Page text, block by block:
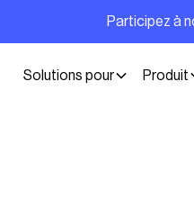
Participez à
Solutions pour Produit